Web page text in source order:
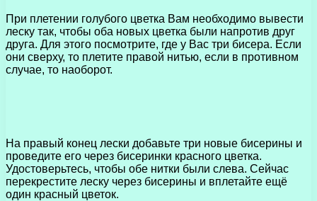
При плетении голубого цветка Вам необходимо вывести
леску так, чтобы оба новых цветка были напротив друг
друга. Для этого посмотрите, где у Вас три бисера. Если
они сверху, то плетите правой нитью, если в противном
случае, то наоборот.
На правый конец лески добавьте три новые бисерины и
проведите его через бисеринки красного цветка.
Удостоверьтесь, чтобы обе нитки были слева. Сейчас
перекрестите леску через бисерины и вплетайте ещё
один красный цветок.